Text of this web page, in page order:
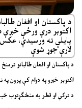
اکتوبر درې ورځې خبرې
پایلې ته ورسیدې، عکس
لارې جوړ شوې
اکتوبر خبرو په دوام کې پرون
د ترکي او قطر په منځګړتوب